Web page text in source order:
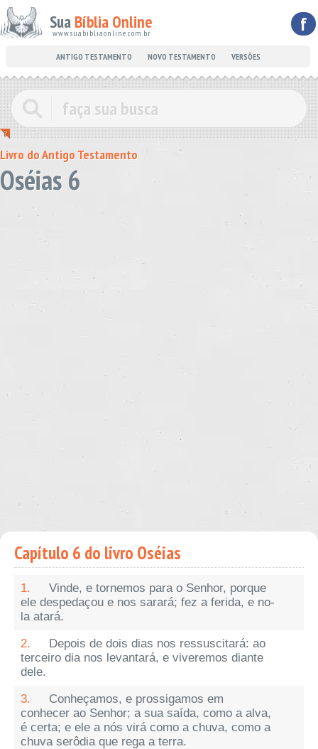
Sua Bíblia Online
www.suabibliaonline.com.br f
ANTIGO TESTAMENTO NOVO TESTAMENTO VERSÕES
Livro do Antigo Testamento
Oséias 6
Capítulo 6 do livro Oséias
1.
Vinde, e tornemos para o Senhor, porque
ele despedaçou e nos sarará; fez a ferida, e no-
la atará.
2.
Depois de dois dias nos ressuscitará: ao
terceiro dia nos levantará, e viveremos diante
dele.
3.
Conheçamos, e prossigamos em
conhecer ao Senhor; a sua saída, como a alva,
é certa; e ele a nós virá como a chuva, como a
chuva serôdia que rega a terra.